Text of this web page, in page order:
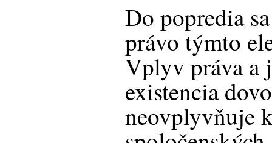
Do popredia
právo týmto
Vplyv práva a
existencia
neovplyvňuje